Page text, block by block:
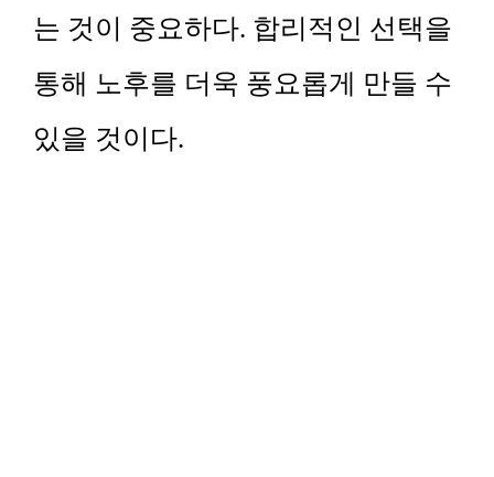
는 것이 중요하다. 합리적인 선택을
통해 노후를 더욱 풍요롭게 만들 수
있을 것이다.